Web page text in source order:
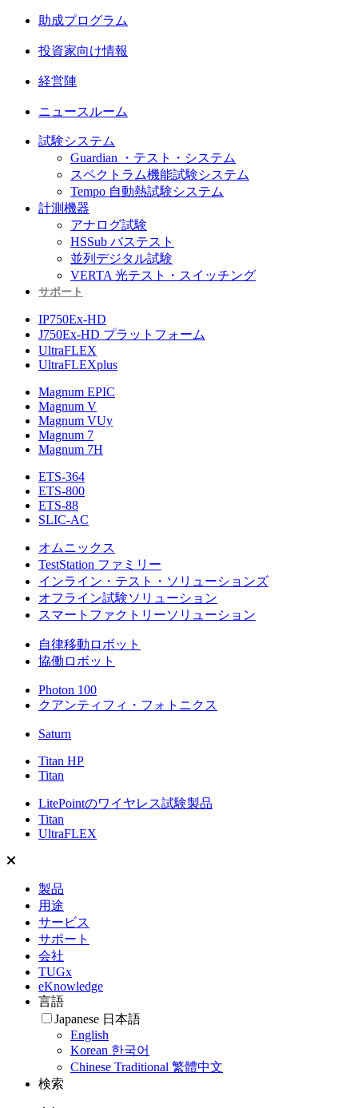
助成プログラム
投資家向け情報
経営陣
ニュースルーム
試験システム
Guardian ・テスト・システム
スペクトラム機能試験システム
Tempo 自動熱試験システム
計測機器
アナログ試験
HSSub バステスト
並列デジタル試験
VERTA 光テスト・スイッチング
サポート
IP750Ex-HD
J750Ex-HD プラットフォーム
UltraFLEX
UltraFLEXplus
Magnum EPIC
Magnum V
Magnum VUy
Magnum 7
Magnum 7H
ETS-364
ETS-800
ETS-88
SLIC-AC
オムニックス
TestStation ファミリー
インライン・テスト・ソリューションズ
オフライン試験ソリューション
スマートファクトリーソリューション
自律移動ロボット
協働ロボット
Photon 100
クアンティフィ・フォトニクス
Saturn
Titan HP
Titan
LitePointのワイヤレス試験製品
Titan
UltraFLEX
製品
用途
サービス
サポート
会社
TUGx
eKnowledge
言語
Japanese 日本語
English
Korean 한국어
Chinese Traditional 繁體中文
検索